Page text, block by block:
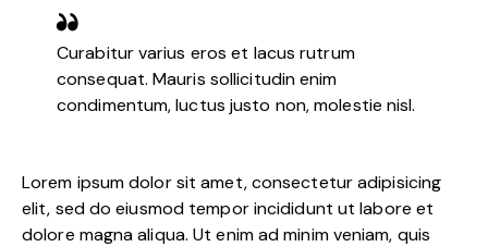
Curabitur varius eros et lacus rutrum
consequat. Mauris sollicitudin enim
condimentum, luctus justo non, molestie nisl.
Lorem ipsum dolor sit amet, consectetur adipisicing
elit, sed do eiusmod tempor incididunt ut labore et
dolore magna aliqua. Ut enim ad minim veniam, quis